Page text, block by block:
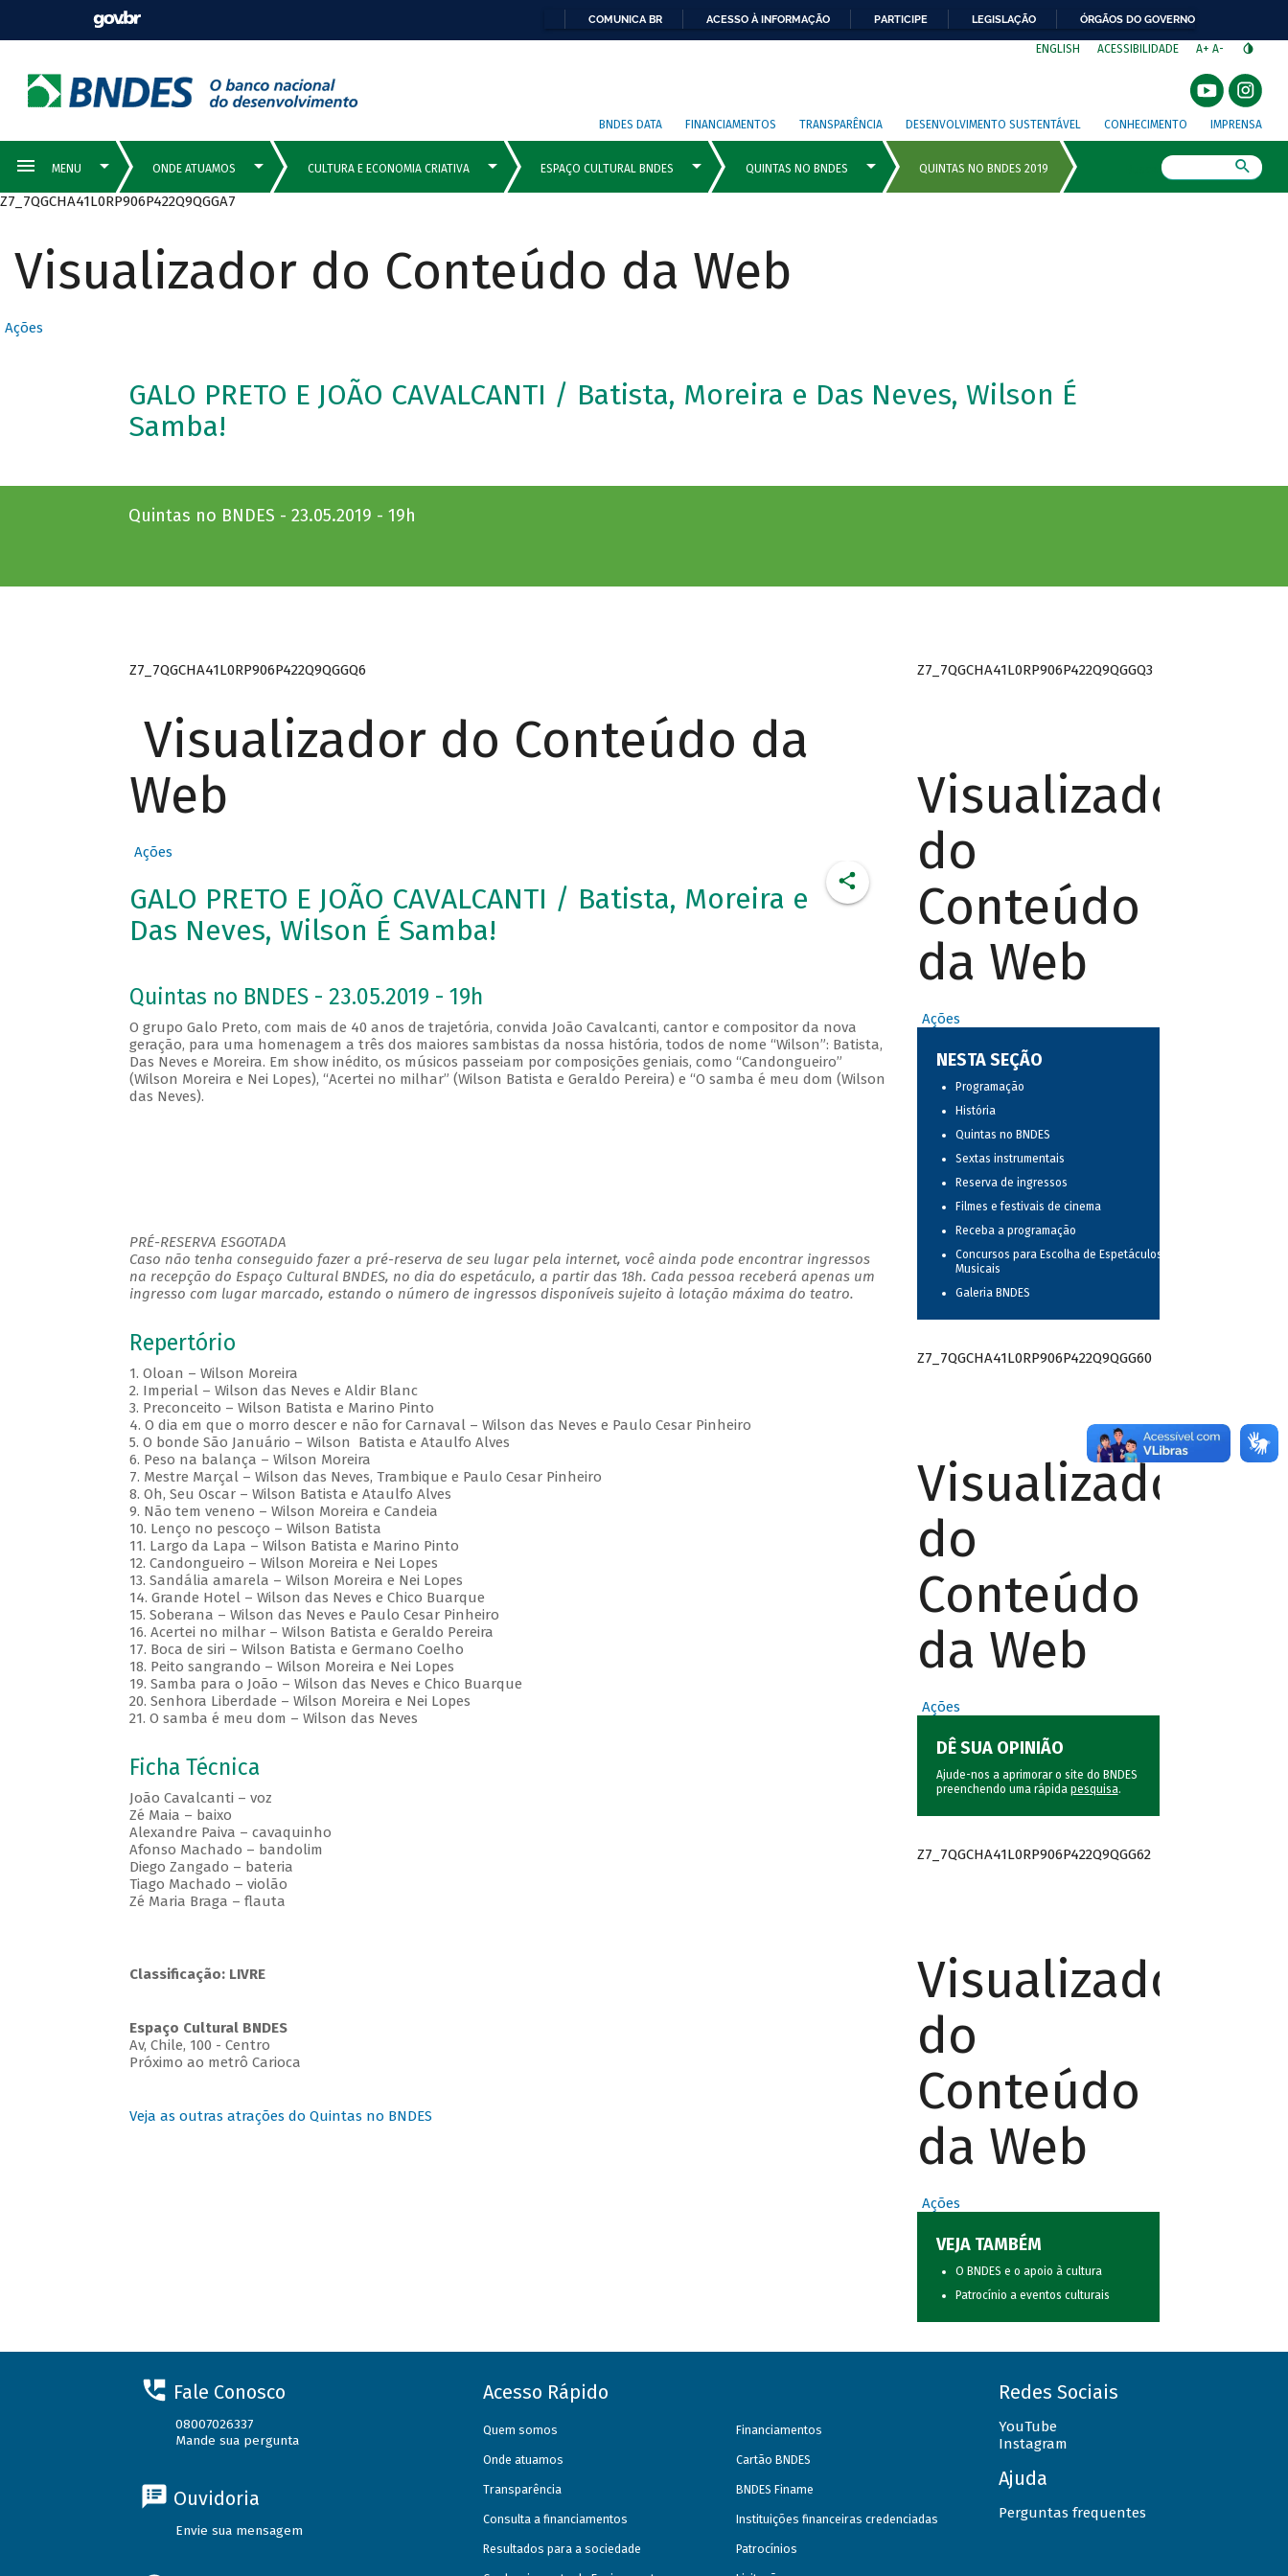
COMUNICA BR ACESSO À INFORMAÇÃO PARTICIPE LEGISLAÇÃO ÓRGÃOS DO GOVERNO
ENGLISH ACESSIBILIDADE A+ A-
BNDES DATA FINANCIAMENTOS TRANSPARÊNCIA DESENVOLVIMENTO SUSTENTÁVEL CONHECIMENTO IMPRENSA
Z7_7QGCHA41L0RP906P422Q9QGGA7
Visualizador do Conteúdo da Web
Ações
GALO PRETO E JOÃO CAVALCANTI / Batista, Moreira e Das Neves, Wilson É
Samba!
Quintas no BNDES - 23.05.2019 - 19h
Z7_7QGCHA41L0RP906P422Q9QGGQ6
Visualizador do Conteúdo da
Web
Ações
GALO PRETO E JOÃO CAVALCANTI / Batista, Moreira e
Das Neves, Wilson É Samba!
Quintas no BNDES - 23.05.2019 - 19h
O grupo Galo Preto, com mais de 40 anos de trajetória, convida João Cavalcanti, cantor e compositor da nova
geração, para uma homenagem a três dos maiores sambistas da nossa história, todos de nome “Wilson”: Batista,
Das Neves e Moreira. Em show inédito, os músicos passeiam por composições geniais, como “Candongueiro”
(Wilson Moreira e Nei Lopes), “Acertei no milhar” (Wilson Batista e Geraldo Pereira) e “O samba é meu dom (Wilson
das Neves).
PRÉ-RESERVA ESGOTADA
Caso não tenha conseguido fazer a pré-reserva de seu lugar pela internet, você ainda pode encontrar ingressos
na recepção do Espaço Cultural BNDES, no dia do espetáculo, a partir das 18h. Cada pessoa receberá apenas um
ingresso com lugar marcado, estando o número de ingressos disponíveis sujeito à lotação máxima do teatro.
Repertório
1. Oloan – Wilson Moreira
2. Imperial – Wilson das Neves e Aldir Blanc
3. Preconceito – Wilson Batista e Marino Pinto
4. O dia em que o morro descer e não for Carnaval – Wilson das Neves e Paulo Cesar Pinheiro
5. O bonde São Januário – Wilson Batista e Ataulfo Alves
6. Peso na balança – Wilson Moreira
7. Mestre Marçal – Wilson das Neves, Trambique e Paulo Cesar Pinheiro
8. Oh, Seu Oscar – Wilson Batista e Ataulfo Alves
9. Não tem veneno – Wilson Moreira e Candeia
10. Lenço no pescoço – Wilson Batista
11. Largo da Lapa – Wilson Batista e Marino Pinto
12. Candongueiro – Wilson Moreira e Nei Lopes
13. Sandália amarela – Wilson Moreira e Nei Lopes
14. Grande Hotel – Wilson das Neves e Chico Buarque
15. Soberana – Wilson das Neves e Paulo Cesar Pinheiro
16. Acertei no milhar – Wilson Batista e Geraldo Pereira
17. Boca de siri – Wilson Batista e Germano Coelho
18. Peito sangrando – Wilson Moreira e Nei Lopes
19. Samba para o João – Wilson das Neves e Chico Buarque
20. Senhora Liberdade – Wilson Moreira e Nei Lopes
21. O samba é meu dom – Wilson das Neves
Ficha Técnica
João Cavalcanti – voz
Zé Maia – baixo
Alexandre Paiva – cavaquinho
Afonso Machado – bandolim
Diego Zangado – bateria
Tiago Machado – violão
Zé Maria Braga – flauta
Classificação: LIVRE
Espaço Cultural BNDES
Av, Chile, 100 - Centro
Próximo ao metrô Carioca
Veja as outras atrações do Quintas no BNDES
Z7_7QGCHA41L0RP906P422Q9QGGQ3
Visualizador
do
Conteúdo
da Web
Ações
NESTA SEÇÃO
Programação
História
Quintas no BNDES
Sextas instrumentais
Reserva de ingressos
Filmes e festivais de cinema
Receba a programação
Concursos para Escolha de Espetáculos
Musicais
Galeria BNDES
Z7_7QGCHA41L0RP906P422Q9QGG60
Visualizador
do
Conteúdo
da Web
Ações
DÊ SUA OPINIÃO
Ajude-nos a aprimorar o site do BNDES
preenchendo uma rápida pesquisa.
Z7_7QGCHA41L0RP906P422Q9QGG62
Visualizador
do
Conteúdo
da Web
Ações
VEJA TAMBÉM
O BNDES e o apoio à cultura
Patrocínio a eventos culturais
Fale Conosco
08007026337
Mande sua pergunta
Ouvidoria
Envie sua mensagem
Acesso Rápido
Quem somos
Onde atuamos
Transparência
Consulta a financiamentos
Resultados para a sociedade
Financiamentos
Cartão BNDES
BNDES Finame
Instituições financeiras credenciadas
Patrocínios
Redes Sociais
YouTube
Instagram
Ajuda
Perguntas frequentes